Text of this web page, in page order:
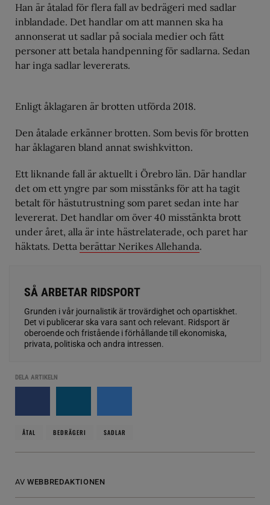
Han är åtalad för flera fall av bedrägeri med sadlar
inblandade. Det handlar om att mannen ska ha
annonserat ut sadlar på sociala medier och fått
personer att betala handpenning för sadlarna. Sedan
har inga sadlar levererats.
Enligt åklagaren är brotten utförda 2018.
Den åtalade erkänner brotten. Som bevis för brotten
har åklagaren bland annat swishkvitton.
Ett liknande fall är aktuellt i Örebro län. Där handlar
det om ett yngre par som misstänks för att ha tagit
betalt för hästutrustning som paret sedan inte har
levererat. Det handlar om över 40 misstänkta brott
under året, alla är inte hästrelaterade, och paret har
häktats. Detta berättar Nerikes Allehanda.
SÅ ARBETAR RIDSPORT
Grunden i vår journalistik är trovärdighet och opartiskhet.
Det vi publicerar ska vara sant och relevant. Ridsport är
oberoende och fristående i förhållande till ekonomiska,
privata, politiska och andra intressen.
DELA ARTIKELN
ÅTAL BEDRÄGERI SADLAR
AV WEBBREDAKTIONEN